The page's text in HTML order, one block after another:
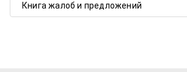
Книга жалоб и предложений